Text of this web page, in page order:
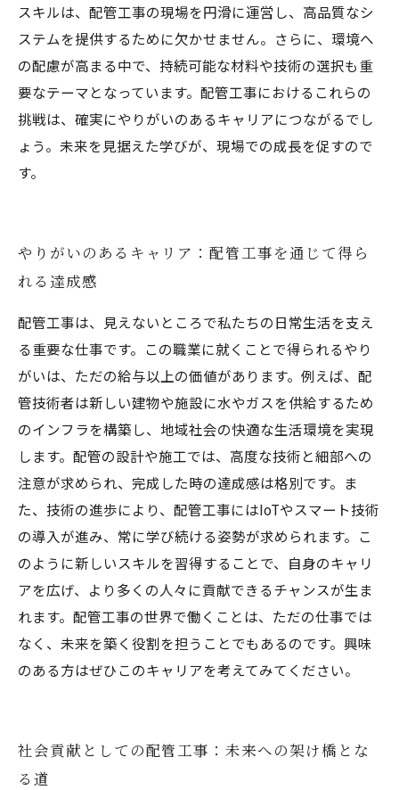
スキルは、配管工事の現場を円滑に運営し、高品質なシ
ステムを提供するために欠かせません。さらに、環境へ
の配慮が高まる中で、持続可能な材料や技術の選択も重
要なテーマとなっています。配管工事におけるこれらの
挑戦は、確実にやりがいのあるキャリアにつながるでし
ょう。未来を見据えた学びが、現場での成長を促すので
す。
やりがいのあるキャリア：配管工事を通じて得ら
れる達成感
配管工事は、見えないところで私たちの日常生活を支え
る重要な仕事です。この職業に就くことで得られるやり
がいは、ただの給与以上の価値があります。例えば、配
管技術者は新しい建物や施設に水やガスを供給するため
のインフラを構築し、地域社会の快適な生活環境を実現
します。配管の設計や施工では、高度な技術と細部への
注意が求められ、完成した時の達成感は格別です。ま
た、技術の進歩により、配管工事にはIoTやスマート技術
の導入が進み、常に学び続ける姿勢が求められます。こ
のように新しいスキルを習得することで、自身のキャリ
アを広げ、より多くの人々に貢献できるチャンスが生ま
れます。配管工事の世界で働くことは、ただの仕事では
なく、未来を築く役割を担うことでもあるのです。興味
のある方はぜひこのキャリアを考えてみてください。
社会貢献としての配管工事：未来への架け橋とな
る道